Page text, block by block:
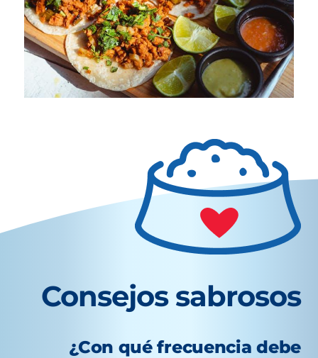
Consejos sabrosos
¿Con qué frecuencia debe